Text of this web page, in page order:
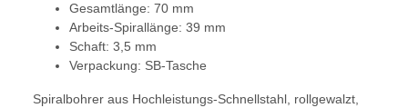
Gesamtlänge: 70 mm
Arbeits-Spirallänge: 39 mm
Schaft: 3,5 mm
Verpackung: SB-Tasche
Spiralbohrer aus Hochleistungs-Schnellstahl, rollgewalzt,